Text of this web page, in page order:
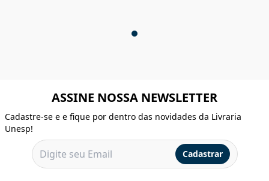
ASSINE NOSSA NEWSLETTER
Cadastre-se e e fique por dentro das novidades da Livraria
Unesp!
Cadastrar